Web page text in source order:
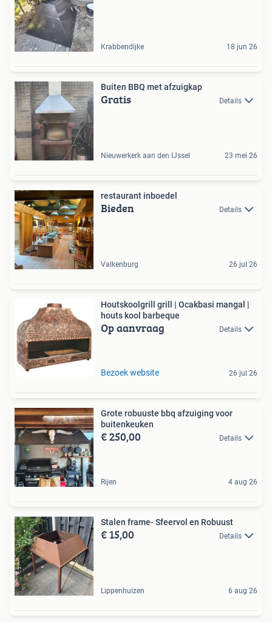
Krabbendijke 18 jun 26
Buiten BBQ met afzuigkap
Gratis Details
Nieuwerkerk aan den IJssel 23 mei 26
restaurant inboedel
Bieden Details
Valkenburg 26 jul 26
Houtskoolgrill grill | Ocakbasi mangal |
houts kool barbeque
Op aanvraag Details
Bezoek website 26 jul 26
Grote robuuste bbq afzuiging voor
buitenkeuken
€ 250,00 Details
Rijen 4 aug 26
Stalen frame- Sfeervol en Robuust
€ 15,00 Details
Lippenhuizen 6 aug 26